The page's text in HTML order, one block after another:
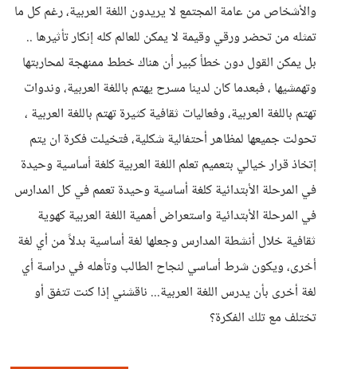
والأشخاص من عامة المجتمع لا يريدون اللغة العربية، رغم كل ما
تمثله من تحضر ورقي وقيمة لا يمكن للعالم كله إنكار تأثيرها ..
بل يمكن القول دون خطأ كبير أن هناك خطط ممنهجة لمحاربتها
وتهمشيها ، فبعدما كان لدينا مسرح يهتم باللغة العربية، وندوات
تهتم باللغة العربية، وفعاليات ثقافية كثيرة تهتم باللغة العربية ،
تحولت جميعها لمظاهر أحتفالية شكلية، فتخيلت فكرة ان يتم
إتخاذ قرار خيالي بتعميم تعلم اللغة العربية كلغة أساسية وحيدة
في المرحلة الأبتدائية كلغة أساسية وحيدة تعمم في كل المدارس
في المرحلة الأبتدائية واستعراض أهمية اللغة العربية كهوية
ثقافية خلال أنشطة المدارس وجعلها لغة أساسية بدلاً من أي لغة
أخرى، ويكون شرط أساسي لنجاح الطالب وتأهله في دراسة أي
لغة أخرى بأن يدرس اللغة العربية... ناقشني إذا كنت تتفق أو
تختلف مع تلك الفكرة؟